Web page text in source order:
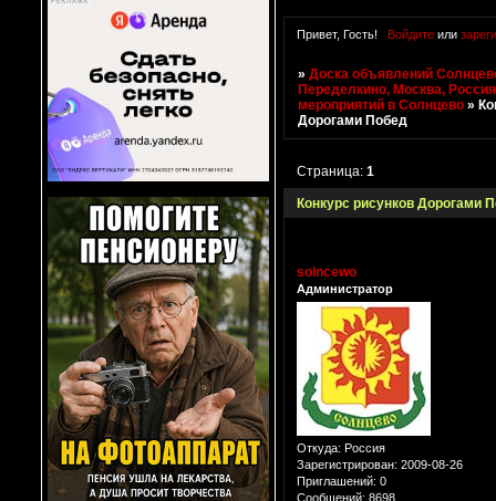
Привет, Гость! Войдитеили
»Доска объявлений
Переделкино, Москва, Россия
мероприятий в Солнцево »
Дорогами Побед
Конкурс рисунков Дорогами
Страница:1
solncewo
Администратор
Откуда: Россия
Зарегистрирован: 2009-08-26
Приглашений: 0
Сообщений: 8698